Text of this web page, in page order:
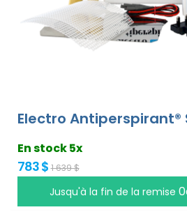
Electro Antiperspirant®
En stock 5x
783 $ 1 639 $
Jusqu'à la fin de la remise